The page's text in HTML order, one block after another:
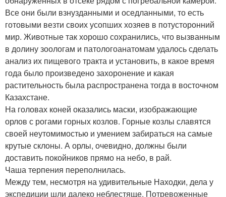
Все они были взнузданными и оседланными, то есть
готовыми везти своих усопших хозяев в потусторонний
мир. Животные так хорошо сохранились, что вызванным
в долину зоологам и патологоанатомам удалось сделать
анализ их пищевого тракта и установить, в какое время
года было произведено захоронение и какая
растительность была распространена тогда в восточном
Казахстане.
На головах коней оказались маски, изображающие
орлов с рогами горных козлов. Горные козлы славятся
своей неутомимостью и умением забираться на самые
крутые склоны. А орлы, очевидно, должны были
доставить покойников прямо на небо, в рай.
Чаша терпения переполнилась.
Между тем, несмотря на удивительные Находки, дела у
экспедиции шли далеко неблестяще. Потревоженные